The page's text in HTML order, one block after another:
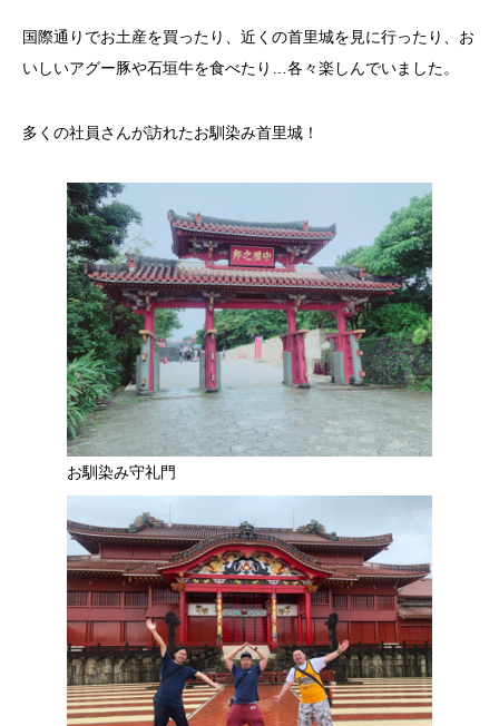
国際通りでお土産を買ったり、近くの首里城を見に行ったり、お
いしいアグー豚や石垣牛を食べたり…各々楽しんでいました。
多くの社員さんが訪れたお馴染み首里城！
お馴染み守礼門